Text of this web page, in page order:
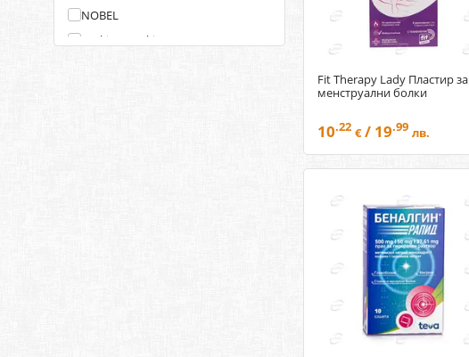
NOBEL
Reckitt Benckiser
Fit Therapy Lady Пластир за
менструални болки
10.22 €/ 19.99 лв.